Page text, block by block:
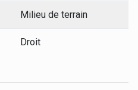
Milieu de terrain
Droit